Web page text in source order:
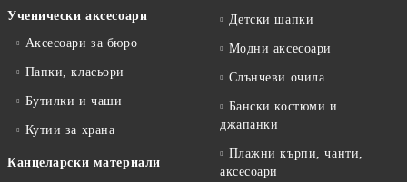
Ученически аксесоари
Аксесоари за бюро
Папки, класьори
Бутилки и чаши
Кутии за храна
Канцеларски материали
Детски шапки
Модни аксесоари
Слънчеви очила
Бански костюми и
джапанки
Плажни кърпи, чанти,
аксесоари